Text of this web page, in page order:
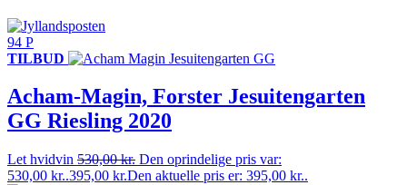
94 P
TILBUD
Acham-Magin, Forster Jesuitengarten
GG Riesling 2020
Let hvidvin 530,00kr. Den oprindelige pris var:
530,00 kr..395,00 kr.Den aktuelle pris er: 395,00 kr..